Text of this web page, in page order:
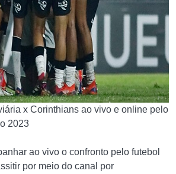
x Corinthians ao vivo e online pelo
2023
ao vivo o confronto pelo futebol
por meio do canal por